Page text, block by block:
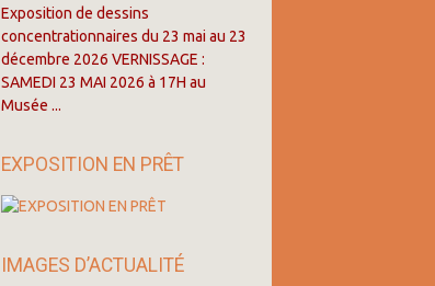
Exposition de dessins
concentrationnaires du 23 mai au 23
décembre 2026 VERNISSAGE :
SAMEDI 23 MAI 2026 à 17H au
Musée ...
EXPOSITION EN PRÊT
IMAGES D’ACTUALITÉ